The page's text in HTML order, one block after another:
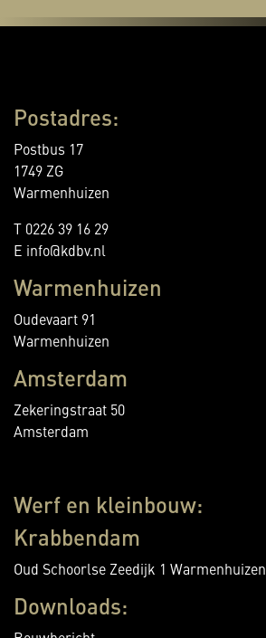
Postadres:
Postbus 17
1749 ZG
Warmenhuizen
T 0226 39 16 29
E info@kdbv.nl
Warmenhuizen
Oudevaart 91
Warmenhuizen
Amsterdam
Zekeringstraat 50
Amsterdam
Werf en kleinbouw:
Krabbendam
Oud Schoorlse Zeedijk 1 Warmenhuizen
Downloads: